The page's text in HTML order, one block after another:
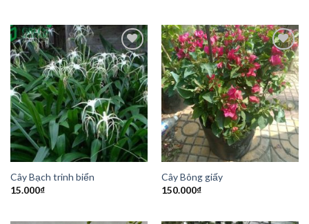
Add to
Wishlist
Cây Bạch trinh biển
15.000₫
Add to
Wishlist
Cây Bông giấy
150.000₫